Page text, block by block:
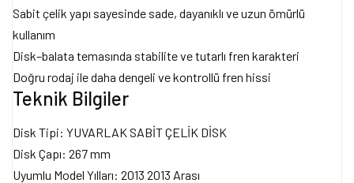
Sabit çelik yapı sayesinde sade, dayanıklı ve uzun ömürlü
kullanım
Disk–balata temasında stabilite ve tutarlı fren karakteri
Doğru rodaj ile daha dengeli ve kontrollü fren hissi
Teknik Bilgiler
Disk Tipi: YUVARLAK SABİT ÇELİK DİSK
Disk Çapı: 267 mm
Uyumlu Model Yılları: 2013 2013 Arası